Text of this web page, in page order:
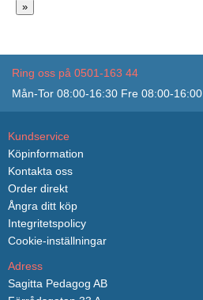
»
Ring oss på 0501-163 44
Mån-Tor 08:00-16:30 Fre 08:00-16:00
Kundservice
Köpinformation
Kontakta oss
Order direkt
Ångra ditt köp
Integritetspolicy
Cookie-inställningar
Adress
Sagitta Pedagog AB